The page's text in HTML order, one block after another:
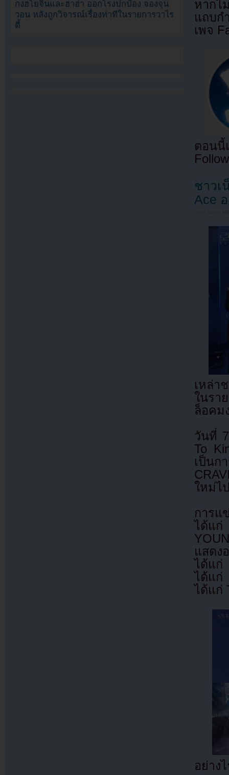
หากไ
แถบก
เพจ
ตอนนี้
ชาวเ
Ace
เหล่า
ในรา
ล็อคม
วันที่
To
เป็นก
ใหม่ไ
การ
ได้แก่
แสดง
ได้แก่
ได้แก่
ได้แก่
อย่าง
กงฮโยจินและฮาฮ่า ออกโรงปกป้อง จองจุน
วอน หลังถูกวิจารณ์เรื่องท่าทีในรายการวาไร
ตี้